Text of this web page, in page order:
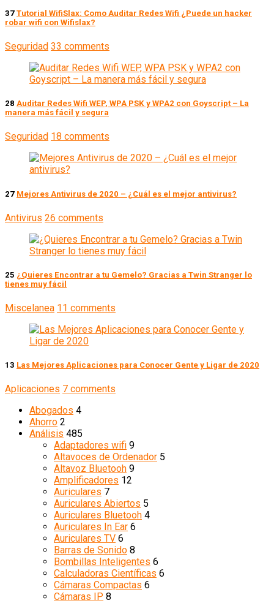
37 Tutorial WifiSlax: Como Auditar Redes Wifi ¿Puede un hacker
robar wifi con Wifislax?
Seguridad 33 comments
28 Auditar Redes Wifi WEP, WPA PSK y WPA2 con Goyscript – La
manera más fácil y segura
Seguridad 18 comments
27 Mejores Antivirus de 2020 – ¿Cuál es el mejor antivirus?
Antivirus 26 comments
25 ¿Quieres Encontrar a tu Gemelo? Gracias a Twin Stranger lo
tienes muy fácil
Miscelanea 11 comments
13 Las Mejores Aplicaciones para Conocer Gente y Ligar de 2020
Aplicaciones 7 comments
Abogados 4
Ahorro 2
Análisis 485
Adaptadores wifi 9
Altavoces de Ordenador 5
Altavoz Bluetooh 9
Amplificadores 12
Auriculares 7
Auriculares Abiertos 5
Auriculares Bluetooh 4
Auriculares In Ear 6
Auriculares TV 6
Barras de Sonido 8
Bombillas Inteligentes 6
Calculadoras Científicas 6
Cámaras Compactas 6
Cámaras IP 8